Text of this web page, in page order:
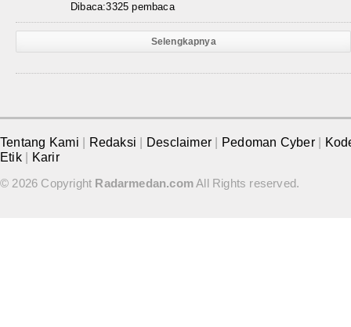
Dibaca:3325 pembaca
Selengkapnya
Tentang Kami Redaksi Desclaimer Pedoman Cyber
Etik
Karir
© 2026 Copyright Radarmedan.comAll Rights reserved.